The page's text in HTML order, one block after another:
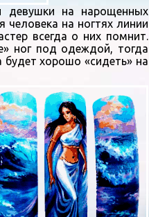
девушки на нарощенных
человека на ногтях линии
всегда о них помнит.
ног под одеждой, тогда
хорошо «сидеть» на